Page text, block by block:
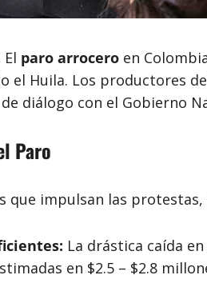
El paro arrocero en
el Huila. Los productores
diálogo con el Gobierno
Paro
que impulsan las
La drástica caída
en $2.5 – $2.8